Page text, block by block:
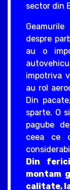
sector din
despre
au o
impotriva
au rol
Din
sparte. O
pagube
ceea ce
Din
montam
calitate,